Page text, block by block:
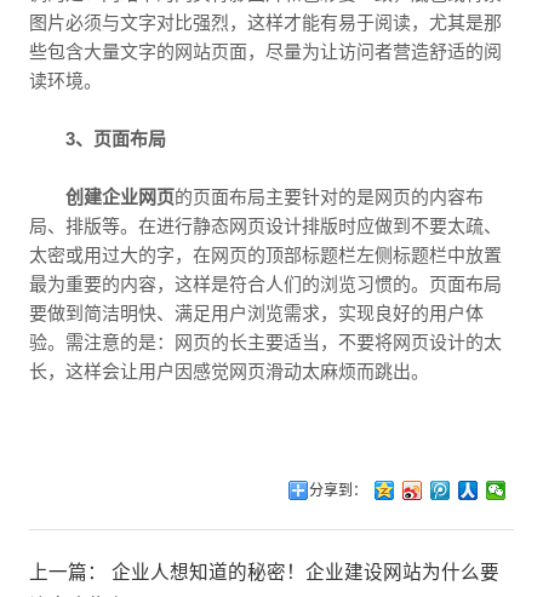
图片必须与文字对比强烈，这样才能有易于阅读，尤其是那
些包含大量文字的网站页面，尽量为让访问者营造舒适的阅
读环境。
3、页面布局
创建企业网页的页面布局主要针对的是网页的内容布
局、排版等。在进行静态网页设计排版时应做到不要太疏、
太密或用过大的字，在网页的顶部标题栏左侧标题栏中放置
最为重要的内容，这样是符合人们的浏览习惯的。页面布局
要做到简洁明快、满足用户浏览需求，实现良好的用户体
验。需注意的是：网页的长主要适当，不要将网页设计的太
长，这样会让用户因感觉网页滑动太麻烦而跳出。
分享到：
上一篇：
企业人想知道的秘密！企业建设网站为什么要